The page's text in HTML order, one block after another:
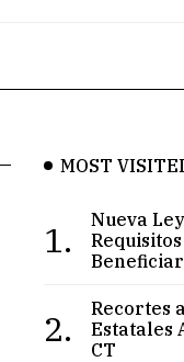
MOST
1.
Nueva
2.
Recortes
Estatales
CT